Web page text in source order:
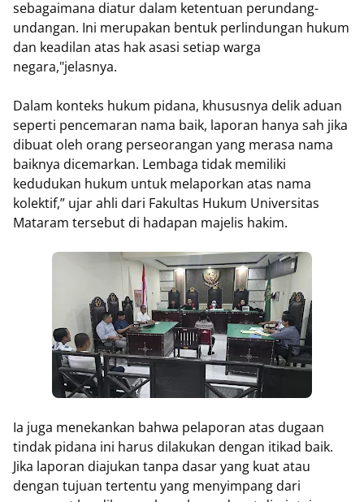
sebagaimana diatur dalam ketentuan perundang-
undangan. Ini merupakan bentuk perlindungan hukum
dan keadilan atas hak asasi setiap warga
negara,"jelasnya.
Dalam konteks hukum pidana, khususnya delik aduan
seperti pencemaran nama baik, laporan hanya sah jika
dibuat oleh orang perseorangan yang merasa nama
baiknya dicemarkan. Lembaga tidak memiliki
kedudukan hukum untuk melaporkan atas nama
kolektif,” ujar ahli dari Fakultas Hukum Universitas
Mataram tersebut di hadapan majelis hakim.
Ia juga menekankan bahwa pelaporan atas dugaan
tindak pidana ini harus dilakukan dengan itikad baik.
Jika laporan diajukan tanpa dasar yang kuat atau
dengan tujuan tertentu yang menyimpang dari